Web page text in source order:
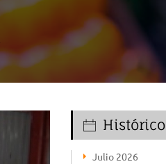
Histórico
Julio 2026